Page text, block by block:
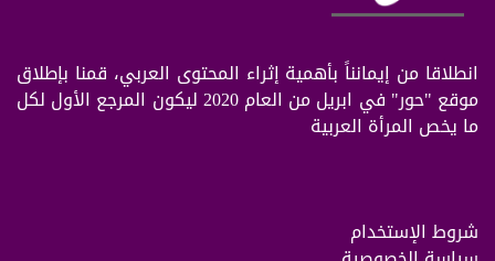
انطلاقا من إيمانناً بأهمية إثراء المحتوى العربي، قمنا بإطلاق
موقع "حور" في ابريل من العام 2020 ليكون المرجع الأول لكل
ما يخص المرأة العربية
شروط الإستخدام